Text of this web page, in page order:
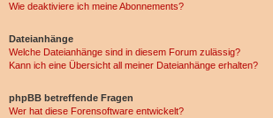
Wie deaktiviere ich meine Abonnements?
Dateianhänge
Welche Dateianhänge sind in diesem Forum zulässig?
Kann ich eine Übersicht all meiner Dateianhänge erhalten?
phpBB betreffende Fragen
Wer hat diese Forensoftware entwickelt?